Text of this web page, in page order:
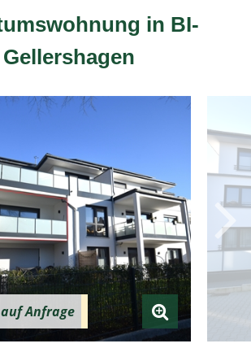
in BI-
Gellershagen
Anfrage